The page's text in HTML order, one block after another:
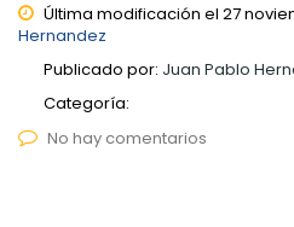
Última modificación el 27
Hernandez
Publicado por: Juan Pablo
Categoría:
No hay comentarios